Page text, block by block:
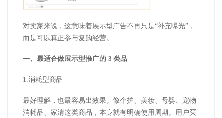
对卖家来说，这意味着展示型广告不再只是“补充曝光”，
而是可以真正参与复购经营。
一、最适合做展示型推广的 3 类品
1. 消耗型商品
最好理解，也最容易出效果。像个护、美妆、母婴、宠物
消耗品、家清这类商品，本身就有明确使用周期。用户买